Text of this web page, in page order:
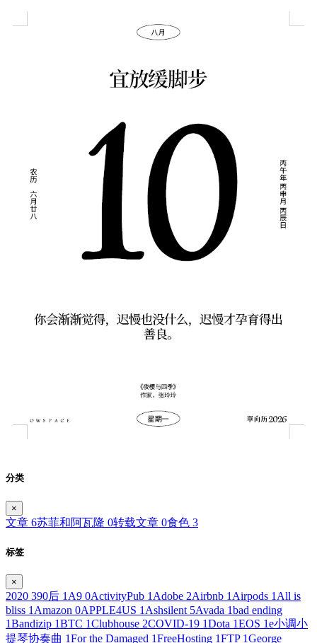
分类
×
文章 6苏菲和阿瓦隆 0转载文章 0食色 3
标签
×
2020 390后 1 A9 0ActivityPub 1 Adobe 2Airbnb 1 Airpods 1 All is
bliss 1 Amazon 0APPLE4US 1 Ashsilent 5Avada 1bad ending
1Bandizip 1BTC 1Clubhouse 2COVID-19 1Dota 1EOS 1e小调小
提琴协奏曲 1For the Damaged 1FreeHosting 1FTP 1George